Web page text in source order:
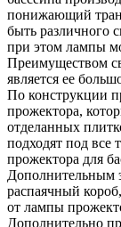
понижающий
быть различного
при этом лампы
Преимуществом
является ее
По конструкции
прожектора,
отделанных
подходят под все
прожектора для
Дополнительным
распаячный
от лампы
Дополнительно